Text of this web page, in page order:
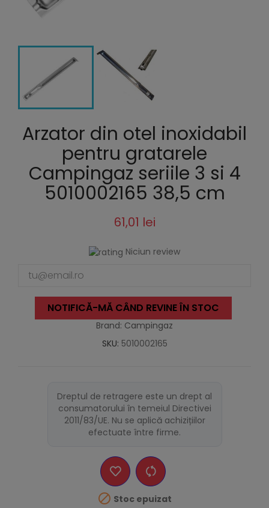
Arzator din otel inoxidabil
pentru gratarele
Campingaz seriile 3 si 4
5010002165 38,5 cm
61,01 lei
Niciun review
NOTIFICĂ-MĂ CÂND REVINE ÎN STOC
Brand: Campingaz
SKU: 5010002165
Dreptul de retragere este un drept al
consumatorului în temeiul Directivei
2011/83/UE. Nu se aplică achizițiilor
efectuate între firme.
 Stoc epuizat